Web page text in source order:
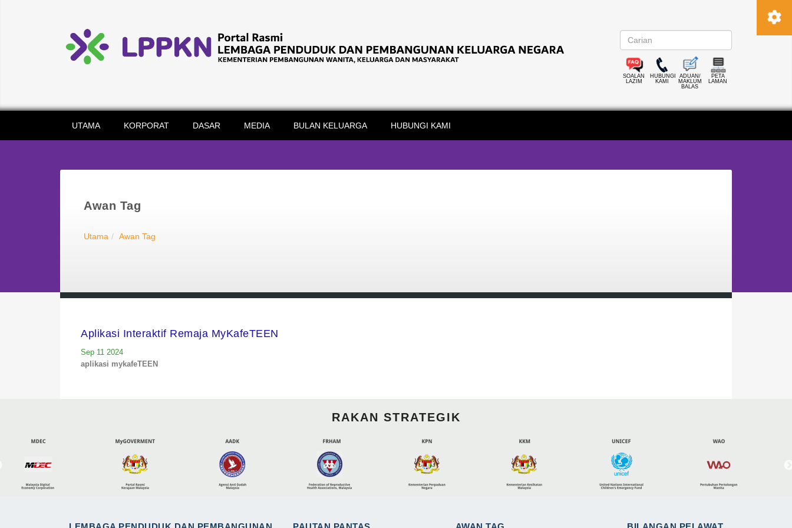
SOALAN
LAZIM
HUBUNGI
KAMI
ADUAN/
MAKLUM
BALAS
PETA
LAMAN
UTAMA KORPORAT DASAR MEDIA BULAN KELUARGA HUBUNGI KAMI
Awan Tag
Utama Awan Tag
Aplikasi Interaktif Remaja MyKafeTEEN
Sep 11 2024
aplikasi mykafeTEEN
RAKAN STRATEGIK